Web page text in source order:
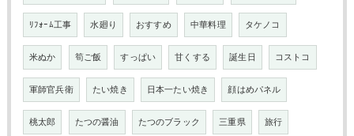
ﾘﾌｫｰﾑ工事 水廻り おすすめ 中華料理 タケノコ
米ぬか 筍ご飯 すっぱい 甘くする 誕生日 コストコ
軍師官兵衛 たい焼き 日本一たい焼き 顔はめパネル
桃太郎 たつの醤油 たつのブラック 三重県 旅行